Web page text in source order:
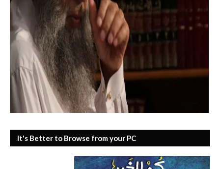
It's Better to Browse from your PC